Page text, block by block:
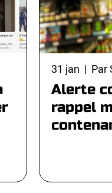
31 jan | Par
Alerte
rappel